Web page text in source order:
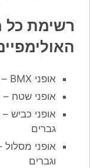
רשימת כל
אופני BMX – גברים נשים
אופני שטח –
אופני כביש
גברים
וגברים